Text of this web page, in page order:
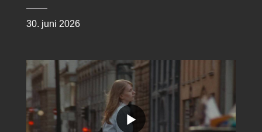
30. juni 2026